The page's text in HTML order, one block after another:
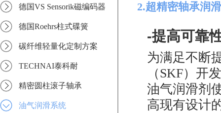
德国VS Sensorik磁编码器
德国Roehrs柱式碟簧
碳纤维轻量化定制方案
TECHNAI泰科耐
精密圆柱滚子轴承
油气润滑系统
2.超精密轴承润
-提高可靠
为满足不断
（SKF）开
油气润滑剂
高现有设计